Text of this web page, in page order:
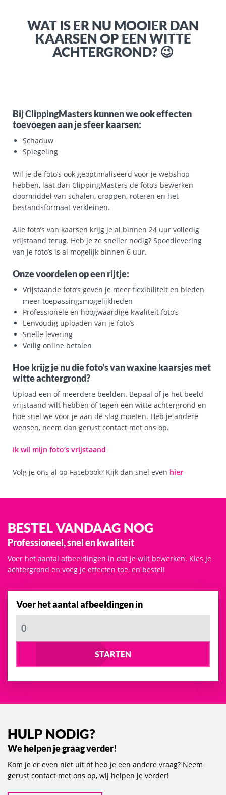
WAT IS ER NU MOOIER DAN
KAARSEN OP EEN WITTE
ACHTERGROND? 😉
Bij ClippingMasters kunnen we ook effecten
toevoegen aan je sfeer kaarsen:
Schaduw
Spiegeling
Wil je de foto’s ook geoptimaliseerd voor je webshop
hebben, laat dan ClippingMasters de foto’s bewerken
doormiddel van schalen, croppen, roteren en het
bestandsformaat verkleinen.
Alle foto’s van kaarsen krijg je al binnen 24 uur volledig
vrijstaand terug. Heb je ze sneller nodig? Spoedlevering
van je foto’s is al mogelijk binnen 6 uur.
Onze voordelen op een rijtje:
Vrijstaande foto’s geven je meer flexibiliteit en bieden
meer toepassingsmogelijkheden
Professionele en hoogwaardige kwaliteit foto’s
Eenvoudig uploaden van je foto’s
Snelle levering
Veilig online betalen
Hoe krijg je nu die foto’s van waxine kaarsjes met
witte achtergrond?
Upload een of meerdere beelden. Bepaal of je het beeld
vrijstaand wilt hebben of tegen een witte achtergrond en
hoe snel we voor je aan de slag moeten. Heb je andere
wensen, neem dan gerust contact met ons op.
Ik wil mijn foto’s vrijstaand
Volg je ons al op Facebook? Kijk dan snel even hier
BESTEL VANDAAG NOG
Professioneel, snel en kwaliteit
Voer het aantal afbeeldingen in dat je wilt bewerken. Kies je
achtergrond en voeg je effecten toe, en bestel!
Voer het aantal afbeeldingen in
STARTEN
HULP NODIG?
We helpen je graag verder!
Kom je er even niet uit of heb je een andere vraag? Neem
gerust contact met ons op, wij helpen je verder!